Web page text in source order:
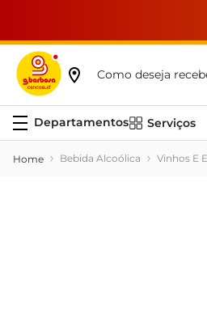
Como deseja
Serviços
Bebida Alcoólica Vinhos E